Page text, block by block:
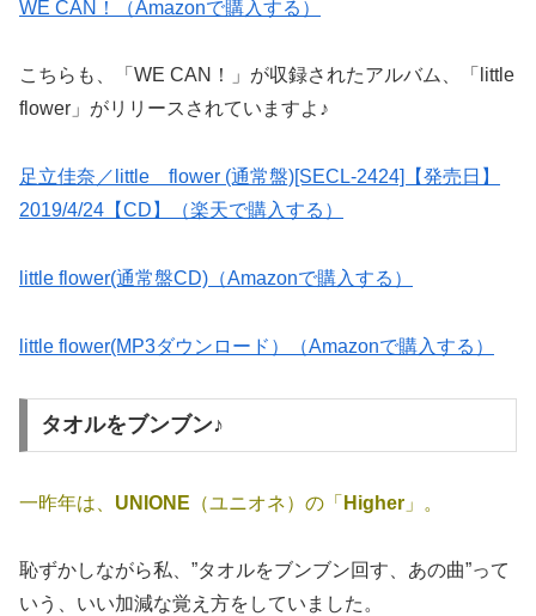
WE CAN！（Amazonで購入する）
こちらも、「WE CAN！」が収録されたアルバム、「little
flower」がリリースされていますよ♪
足立佳奈／little flower (通常盤)[SECL-2424]【発売日】
2019/4/24【CD】（楽天で購入する）
little flower(通常盤CD)（Amazonで購入する）
little flower(MP3ダウンロード）（Amazonで購入する）
タオルをブンブン♪
一昨年は、 UNIONE （ユニオネ）の「 Higher 」。
恥ずかしながら私、”タオルをブンブン回す、あの曲”って
いう、いい加減な覚え方をしていました。